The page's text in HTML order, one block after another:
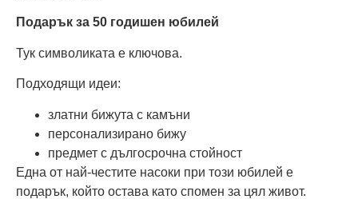
Подарък за 50 годишен юбилей
Тук символиката е ключова.
Подходящи идеи:
златни бижута с камъни
персонализирано бижу
предмет с дългосрочна стойност
Една от най-честите насоки при този юбилей е
подарък, който остава като спомен за цял живот.